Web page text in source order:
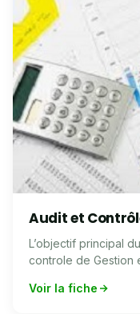
Audit et
L’objectif principal
controle de Gestion
Voir la fiche